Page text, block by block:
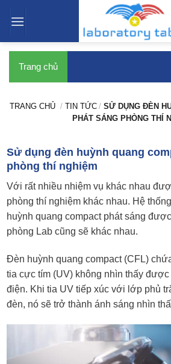
bàn thí
Trang chủ
TRANG CHỦ / TIN TỨC / SỬ DỤNG ĐÈN
PHÁT SÁNG PHÒNG THÍ
Sử dụng đèn huỳnh quang
phòng thí nghiệm
Với rất nhiều nhiệm vụ khác nhau
phòng thí nghiệm khác nhau. Hệ
huỳnh quang compact phát sáng
phòng Lab cũng sẽ khác nhau.
Đèn huỳnh quang compact (CFL)
tia cực tím (UV) không nhìn thấy
điện. Khi tia UV tiếp xúc với lớp phủ
đèn, nó sẽ trở thành ánh sáng nhìn